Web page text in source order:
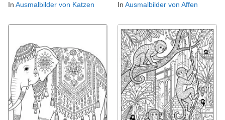
In Ausmalbilder von Katzen
In Ausmalbilder von Affen